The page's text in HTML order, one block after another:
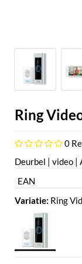
Ring
0
Deurbel | video |
EAN
Variatie: Ring